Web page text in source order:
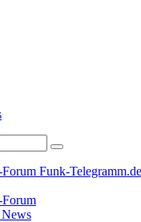
Funk-Telegramm.de